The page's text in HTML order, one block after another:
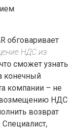
обговаривает
НДС из
сможет узнать
конечный
компании – не
возмещению НДС
возврат